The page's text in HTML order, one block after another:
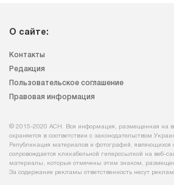
О сайте:
Контакты
Редакция
Пользовательское соглашение
Правовая информация
© 2015-2020 АСН. Вся информация, размещенная на
охраняется в соответствии с законодательством
Републикация материалов и фотографий, являющихся
сопровождается кликабельной гиперссылкой на веб-
материалы, которые отмечены этим знаком,
За содержание рекламы ответственность несут